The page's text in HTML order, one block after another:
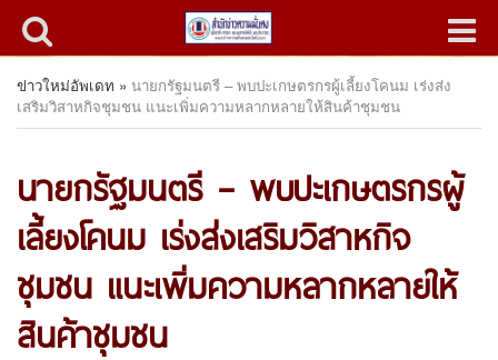
ข่าวใหม่อัพเดท » นายกรัฐมนตรี – พบปะเกษตรกรผู้เลี้ยงโคนม เร่งส่ง
เสริมวิสาหกิจชุมชน แนะเพิ่มความหลากหลายให้สินค้าชุมชน
นายกรัฐมนตรี – พบปะเกษตรกรผู้
เลี้ยงโคนม เร่งส่งเสริมวิสาหกิจ
ชุมชน แนะเพิ่มความหลากหลายให้
สินค้าชุมชน